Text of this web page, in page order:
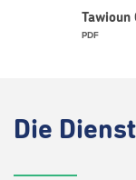
Tawioun
PDF
Die